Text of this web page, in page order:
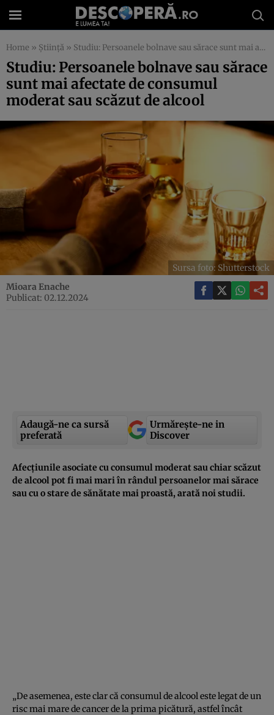
Home » Știință » Studiu: Persoanele bolnave sau sărace sunt mai afectate de consumul moderat sau scăzut de alcool
Studiu: Persoanele bolnave sau sărace
sunt mai afectate de consumul
moderat sau scăzut de alcool
Sursa foto: Shutterstock
Mioara Enache
Publicat: 02.12.2024
Adaugă-ne ca sursă
preferată
Urmărește-ne in
Discover
Afecțiunile asociate cu consumul moderat sau chiar scăzut
de alcool pot fi mai mari în rândul persoanelor mai sărace
sau cu o stare de sănătate mai proastă, arată noi studii.
„De asemenea, este clar că consumul de alcool este legat de un
risc mai mare de cancer de la prima picătură, astfel încât